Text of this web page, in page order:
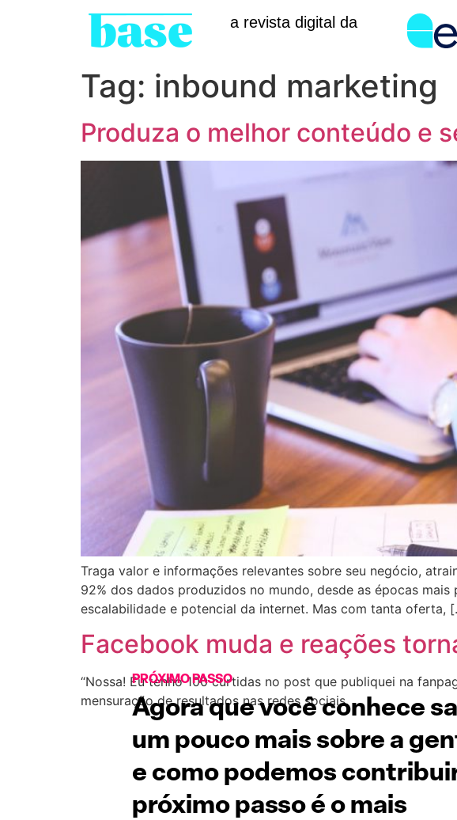
a revista digital da
Tag: inbound marketing
Produza o melhor conteúdo e
Traga valor e informações relevantes sobre seu negócio,
92% dos dados produzidos no mundo, desde as épocas
escalabilidade e potencial da internet. Mas com tanta oferta,
Facebook muda e reações
“Nossa! Eu tenho 100 curtidas no post que publiquei na
mensuração de resultados nas redes sociais.
PRÓXIMO PASSO
Agora que você conhece
um pouco mais sobre a
e como podemos
próximo passo é o mais